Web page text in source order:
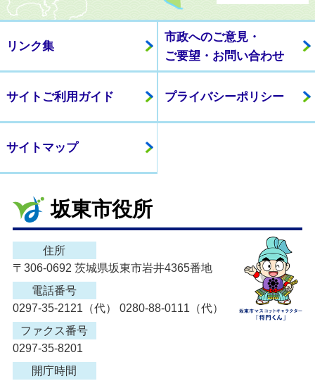
リンク集
市政へのご意見・
ご要望・お問い合わせ
サイトご利用ガイド プライバシーポリシー
サイトマップ
坂東市役所
住所
〒306-0692 茨城県坂東市岩井4365番地
電話番号
0297-35-2121（代） 0280-88-0111（代）
ファクス番号
0297-35-8201
開庁時間